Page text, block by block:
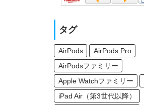
タグ
AirPods
AirPods Pro
AirPodsファミリー
Apple Watchファミリー
iPad Air（第3世代以降）